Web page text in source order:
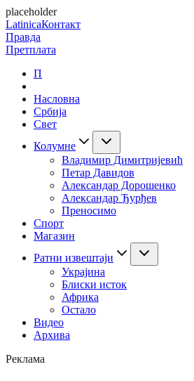
placeholder
LatinicaКонтакт
Правда
Претплата
П
Насловна
Србија
Свет
Колумне
Владимир Димитријевић
Петар Давидов
Александар Дорошенко
Александар Ђурђев
Преносимо
Спорт
Магазин
Ратни извештаји
Украјина
Блиски исток
Африка
Остало
Видео
Архива
Реклама